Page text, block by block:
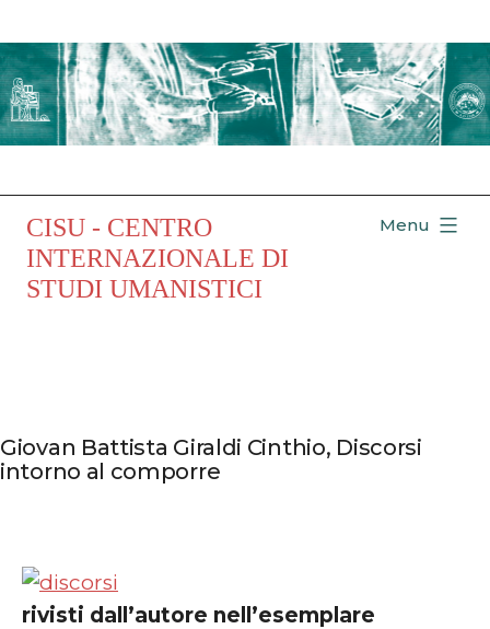
al
contenuto
CISU - CENTRO
INTERNAZIONALE DI
STUDI UMANISTICI
Menu
Giovan Battista Giraldi Cinthio, Discorsi
intorno al comporre
rivisti dall’autore nell’esemplare